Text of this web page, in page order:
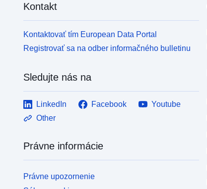
Kontakt
Kontaktovať tím European Data Portal
Registrovať sa na odber informačného bulletinu
Sledujte nás na
LinkedIn Facebook
Youtube
Other
Právne informácie
Právne upozornenie